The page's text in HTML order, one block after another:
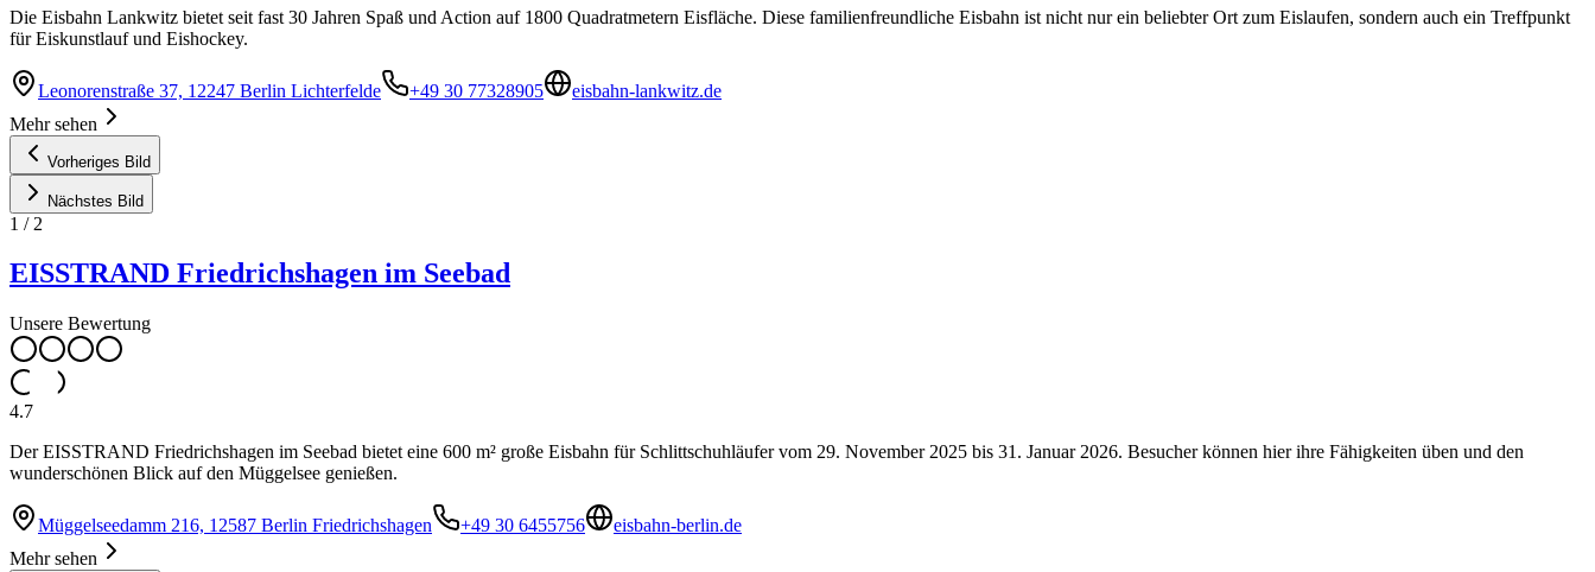
Die Eisbahn Lankwitz bietet seit fast 30 Jahren Spaß und Action auf 1800 Quadratmetern Eisfläche. Diese familienfreundliche Eisbahn ist nicht nur ein beliebter Ort zum Eislaufen, sondern auch ein Treffpunkt
für Eiskunstlauf und Eishockey.
Leonorenstraße 37, 12247 Berlin Lichterfelde +49 30 77328905
eisbahn-lankwitz.de
Mehr sehen
Vorheriges Bild
Nächstes Bild
1 / 2
EISSTRAND Friedrichshagen im Seebad
Unsere Bewertung
4.7
Der EISSTRAND Friedrichshagen im Seebad bietet eine 600 m² große Eisbahn für Schlittschuhläufer vom 29. November 2025 bis 31. Januar 2026. Besucher können hier ihre Fähigkeiten üben und den
wunderschönen Blick auf den Müggelsee genießen.
Müggelseedamm 216, 12587 Berlin Friedrichshagen +49 30 6455756
eisbahn-berlin.de
Mehr sehen